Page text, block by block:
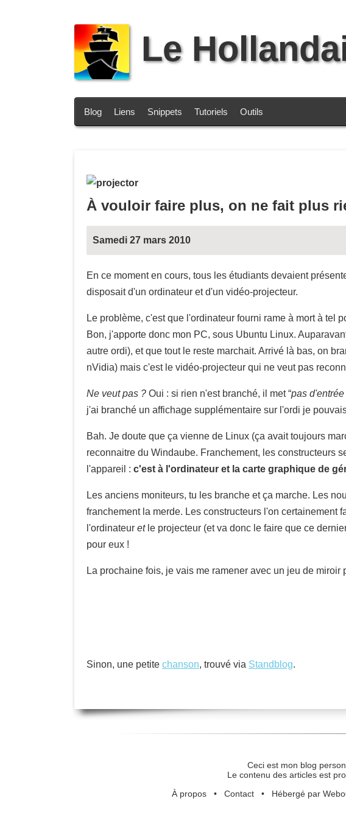
Le
Blog Liens Snippets Tutoriels Outils
À vouloir faire plus, on ne fait plus
Samedi 27 mars 2010
En ce moment en cours, tous les étudiants devaient
disposait d'un ordinateur et d'un vidéo-projecteur.
Le problème, c'est que l'ordinateur fourni rame à mort à tel
Bon, j'apporte donc mon PC, sous Ubuntu Linux.
autre ordi), et que tout le reste marchait. Arrivé là bas, on
nVidia) mais c'est le vidéo-projecteur qui ne veut pas
Ne veut pas ? Oui : si rien n'est branché, il met “pas
j'ai branché un affichage supplémentaire sur l'ordi je
Bah. Je doute que ça vienne de Linux (ça avait toujours
reconnaitre du Windaube. Franchement, les constructeurs
l'appareil : c'est à l'ordinateur et la carte graphique de
Les anciens moniteurs, tu les branche et ça marche. Les
franchement la merde. Les constructeurs l'on certainement
l'ordinateur etle projecteur (et va donc le faire que ce
pour eux !
La prochaine fois, je vais me ramener avec un jeu de
Sinon, une petite chanson, trouvé via Standblog.
Ceci est mon blog
Le contenu des articles est
À propos• Contact• Hébergé par